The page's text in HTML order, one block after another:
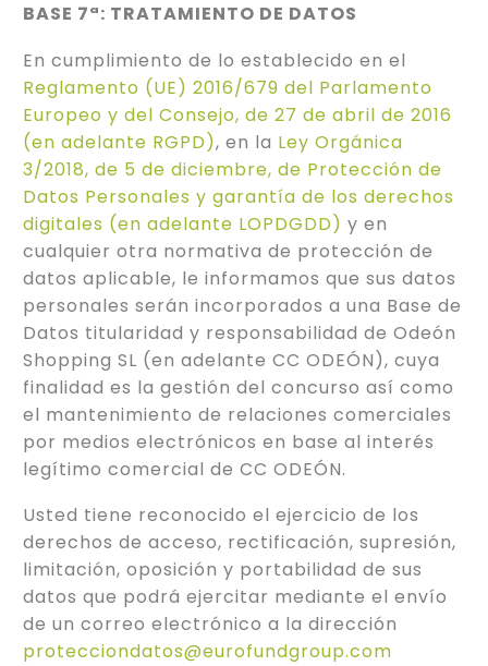
BASE 7ª: TRATAMIENTO DE DATOS
En cumplimiento de lo establecido en el
Reglamento (UE) 2016/679 del Parlamento
Europeo y del Consejo, de 27 de abril de 2016
(en adelante RGPD), en la Ley Orgánica
3/2018, de 5 de diciembre, de Protección de
Datos Personales y garantía de los derechos
digitales (en adelante LOPDGDD) y en
cualquier otra normativa de protección de
datos aplicable, le informamos que sus datos
personales serán incorporados a una Base de
Datos titularidad y responsabilidad de Odeón
Shopping SL (en adelante CC ODEÓN), cuya
finalidad es la gestión del concurso así como
el mantenimiento de relaciones comerciales
por medios electrónicos en base al interés
legítimo comercial de CC ODEÓN.
Usted tiene reconocido el ejercicio de los
derechos de acceso, rectificación, supresión,
limitación, oposición y portabilidad de sus
datos que podrá ejercitar mediante el envío
de un correo electrónico a la dirección
protecciondatos@eurofundgroup.com